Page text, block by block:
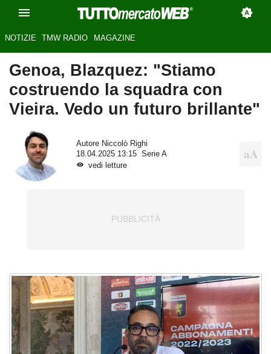
NOTIZIE TMW RADIO MAGAZINE
Genoa, Blazquez: "Stiamo
costruendo la squadra con
Vieira. Vedo un futuro brillante"
Autore Niccolò Righi
18.04.2025 13:15
Serie A
vedi letture